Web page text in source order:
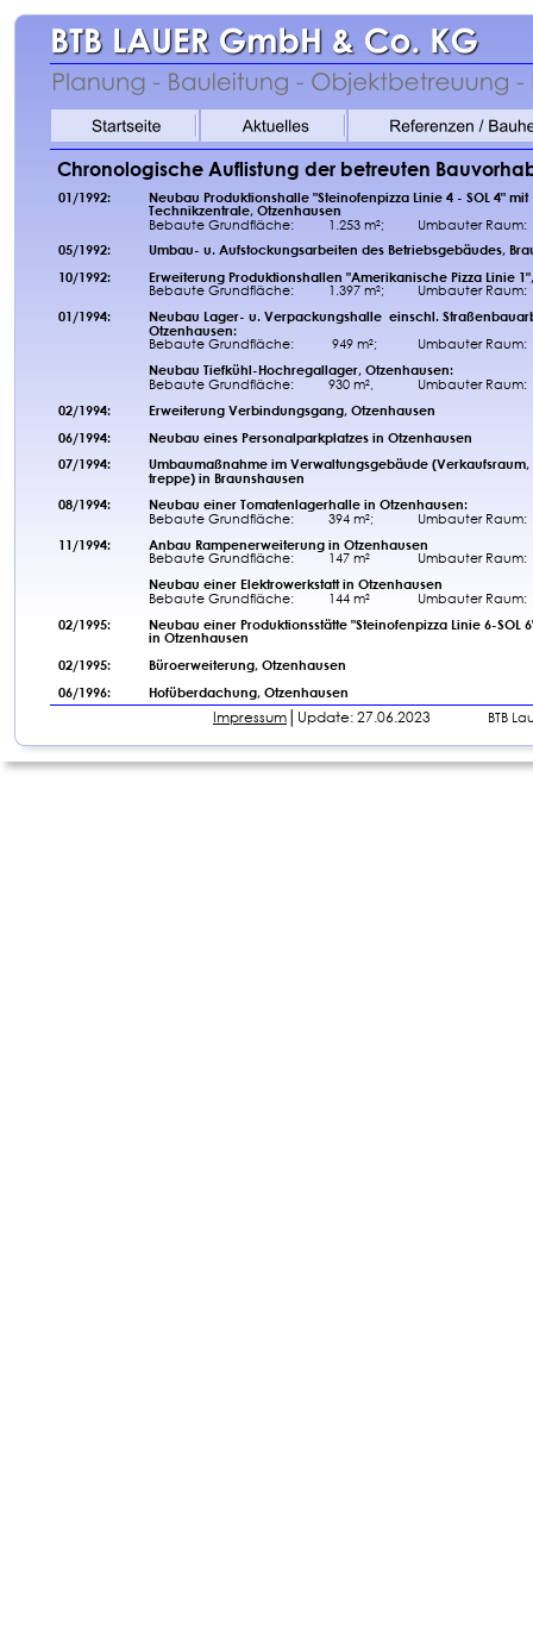
Impressum │Update: 27.06.2023 BTB
01/1992: Neubau Produktionshalle "Steinofenpizza Linie 4 - SOL 4" mit
Technikzentrale, Otzenhausen
Bebaute Grundfläche: 1.253 m²; Umbauter Raum:
05/1992:
Umbau- u. Aufstockungsarbeiten des Betriebsgebäudes,
10/1992:
Erweiterung Produktionshallen "Amerikanische Pizza Linie
Bebaute Grundfläche: 1.397 m²; Umbauter Raum:
01/1994: Neubau Lager- u. Verpackungshalle  einschl.
Otzenhausen:
Bebaute Grundfläche: 949 m²; Umbauter Raum:
Neubau Tiefkühl-Hochregallager, Otzenhausen:
Bebaute Grundfläche: 930 m², Umbauter Raum:
02/1994:
Erweiterung Verbindungsgang, Otzenhausen
06/1994:
Neubau eines Personalparkplatzes in Otzenhausen
07/1994:
Umbaumaßnahme im Verwaltungsgebäude (Verkaufsraum,
treppe) in Braunshausen
08/1994:
Neubau einer Tomatenlagerhalle in Otzenhausen:
Bebaute Grundfläche: 394 m²; Umbauter Raum:
11/1994: Anbau Rampenerweiterung in Otzenhausen
Bebaute Grundfläche: 147 m² Umbauter Raum:
Neubau einer Elektrowerkstatt in Otzenhausen
Bebaute Grundfläche: 144 m² Umbauter Raum:
02/1995: Neubau einer Produktionsstätte "Steinofenpizza Linie 6-SOL
in Otzenhausen
02/1995:
Büroerweiterung, Otzenhausen
06/1996:
Hofüberdachung, Otzenhausen
Chronologische Auflistung der betreuten